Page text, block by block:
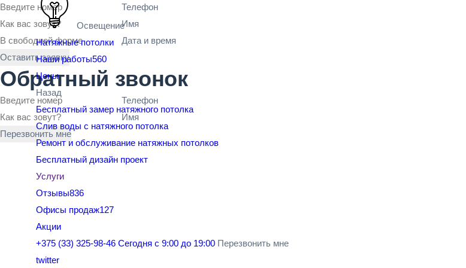
Освещение
Натяжные потолки
Наши работы560
Цены
Назад
Бесплатный замер натяжного потолка
Слив воды с натяжного потолка
Ремонт и обслуживание натяжных потолков
Бесплатный дизайн проект
Услуги
Отзывы836
Офисы продаж127
Акции
+375 (33) 325-98-46 Сегодня с 9:00 до 19:00 Перезвонить мне
twitter
Телефон
Имя
Дата и время
Оставить заявку
Обратный звонок
Телефон
Имя
Перезвонить мне